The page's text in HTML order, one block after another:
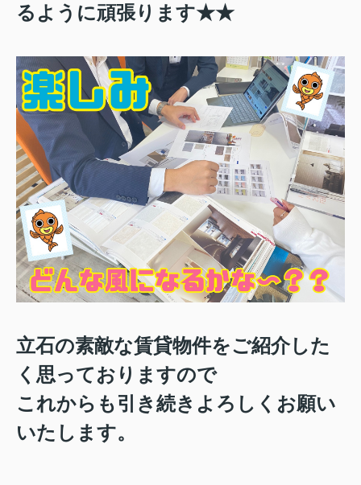
るように頑張ります★★
立石の素敵な賃貸物件をご紹介した
く思っておりますので
これからも引き続きよろしくお願い
いたします。